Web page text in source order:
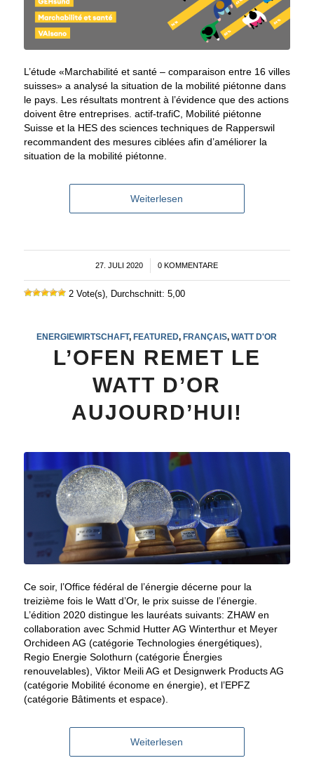
L’étude «Marchabilité et santé – comparaison entre 16 villes
suisses» a analysé la situation de la mobilité piétonne dans
le pays. Les résultats montrent à l’évidence que des actions
doivent être entreprises. actif-trafiC, Mobilité piétonne
Suisse et la HES des sciences techniques de Rapperswil
recommandent des mesures ciblées afin d’améliorer la
situation de la mobilité piétonne.
Weiterlesen
27. JULI 2020 0 KOMMENTARE
2 Vote(s), Durchschnitt: 5,00
ENERGIEWIRTSCHAFT, FEATURED, FRANÇAIS,WATT D'OR
L’OFEN REMET LE
WATT D’OR
AUJOURD’HUI!
Ce soir, l’Office fédéral de l’énergie décerne pour la
treizième fois le Watt d’Or, le prix suisse de l’énergie.
L’édition 2020 distingue les lauréats suivants: ZHAW en
collaboration avec Schmid Hutter AG Winterthur et Meyer
Orchideen AG (catégorie Technologies énergétiques),
Regio Energie Solothurn (catégorie Énergies
renouvelables), Viktor Meili AG et Designwerk Products AG
(catégorie Mobilité économe en énergie), et l’EPFZ
(catégorie Bâtiments et espace).
Weiterlesen